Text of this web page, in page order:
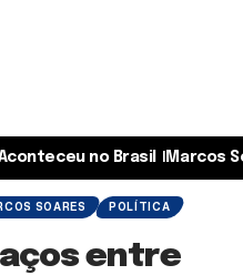
no Brasil Marcos
SOARES POLÍTICA
entre